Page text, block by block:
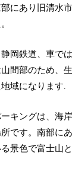
にあり旧清水
岡鉄道、車で
間部のため、
域になります.
キングは、海
です。南部に
景色で富士山